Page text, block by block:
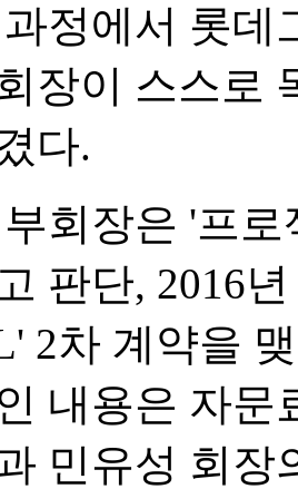
정에서 롯
장이 스스로
다.
회장은 '프
판단, 2016
2차 계약을
내용은 자문
민유성 회장